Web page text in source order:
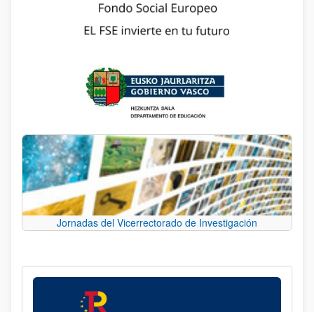
Jornadas del Vicerrectorado de Investigación